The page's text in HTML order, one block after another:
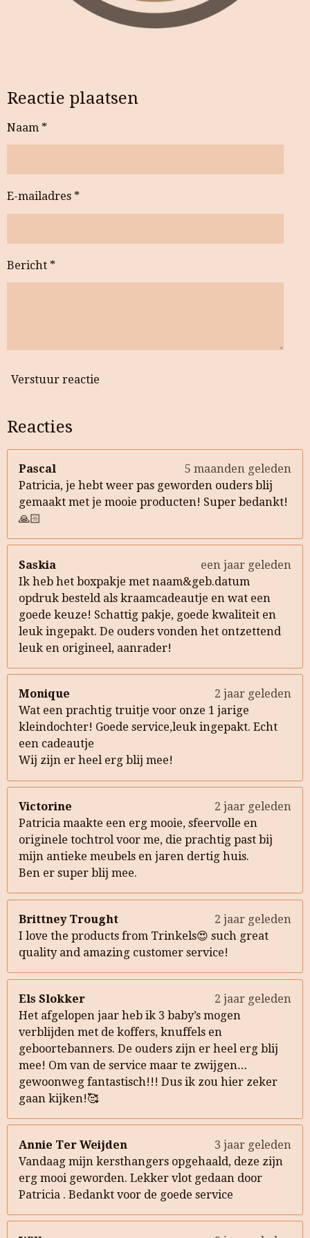
Reactie plaatsen
Naam *
E-mailadres *
Bericht *
Verstuur reactie
Reacties
Pascal
5 maanden geleden
Patricia, je hebt weer pas geworden ouders blij
gemaakt met je mooie producten! Super bedankt!
🙏🏻
Saskia
een jaar geleden
Ik heb het boxpakje met naam&geb.datum
opdruk besteld als kraamcadeautje en wat een
goede keuze! Schattig pakje, goede kwaliteit en
leuk ingepakt. De ouders vonden het ontzettend
leuk en origineel, aanrader!
Monique
2 jaar geleden
Wat een prachtig truitje voor onze 1 jarige
kleindochter! Goede service,leuk ingepakt. Echt
een cadeautje
Wij zijn er heel erg blij mee!
Victorine
2 jaar geleden
Patricia maakte een erg mooie, sfeervolle en
originele tochtrol voor me, die prachtig past bij
mijn antieke meubels en jaren dertig huis.
Ben er super blij mee.
Brittney Trought
2 jaar geleden
I love the products from Trinkels😍 such great
quality and amazing customer service!
Els Slokker
2 jaar geleden
Het afgelopen jaar heb ik 3 baby’s mogen
verblijden met de koffers, knuffels en
geboortebanners. De ouders zijn er heel erg blij
mee! Om van de service maar te zwijgen…
gewoonweg fantastisch!!! Dus ik zou hier zeker
gaan kijken!🥰
Annie Ter Weijden
3 jaar geleden
Vandaag mijn kersthangers opgehaald, deze zijn
erg mooi geworden. Lekker vlot gedaan door
Patricia . Bedankt voor de goede service